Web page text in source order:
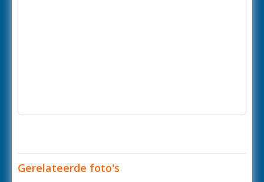
Gerelateerde foto's